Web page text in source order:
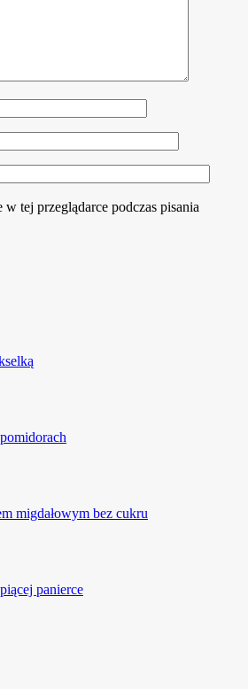
w tej przeglądarce podczas pisania
migdałowym bez cukru
panierce